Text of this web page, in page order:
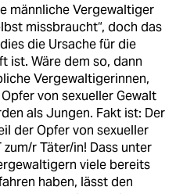
männliche Vergewaltiger
missbraucht“, doch das
die Ursache für die
ist. Wäre dem so, dann
Vergewaltigerinnen,
von sexueller Gewalt
als Jungen. Fakt ist: Der
der Opfer von sexueller
zum/r Täter/in! Dass unter
viele bereits
haben, lässt den